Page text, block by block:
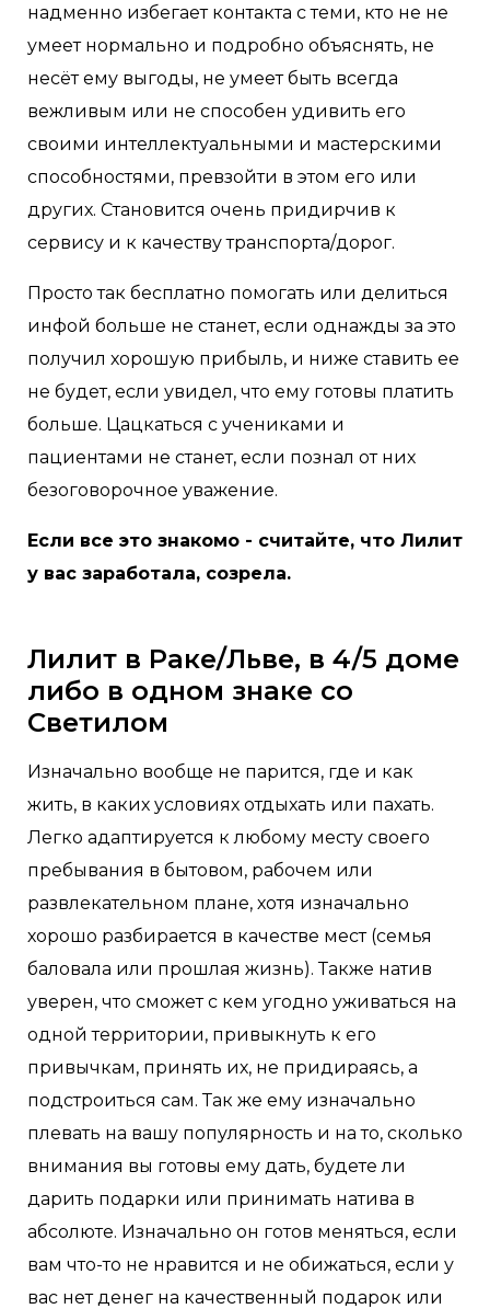
надменно избегает контакта с теми, кто не не
умеет нормально и подробно объяснять, не
несёт ему выгоды, не умеет быть всегда
вежливым или не способен удивить его
своими интеллектуальными и мастерскими
способностями, превзойти в этом его или
других. Становится очень придирчив к
сервису и к качеству транспорта/дорог.
Просто так бесплатно помогать или делиться
инфой больше не станет, если однажды за это
получил хорошую прибыль, и ниже ставить ее
не будет, если увидел, что ему готовы платить
больше. Цацкаться с учениками и
пациентами не станет, если познал от них
безоговорочное уважение.
Если все это знакомо - считайте, что Лилит
у вас заработала, созрела.
Лилит в Раке/Льве, в 4/5 доме
либо в одном знаке со
Светилом
Изначально вообще не парится, где и как
жить, в каких условиях отдыхать или пахать.
Легко адаптируется к любому месту своего
пребывания в бытовом, рабочем или
развлекательном плане, хотя изначально
хорошо разбирается в качестве мест (семья
баловала или прошлая жизнь). Также натив
уверен, что сможет с кем угодно уживаться на
одной территории, привыкнуть к его
привычкам, принять их, не придираясь, а
подстроиться сам. Так же ему изначально
плевать на вашу популярность и на то, сколько
внимания вы готовы ему дать, будете ли
дарить подарки или принимать натива в
абсолюте. Изначально он готов меняться, если
вам что-то не нравится и не обижаться, если у
вас нет денег на качественный подарок или